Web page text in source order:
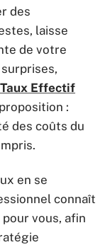
des
laisse
de votre
Taux Effectif
:
des coûts du
en se
connaît
vous, afin